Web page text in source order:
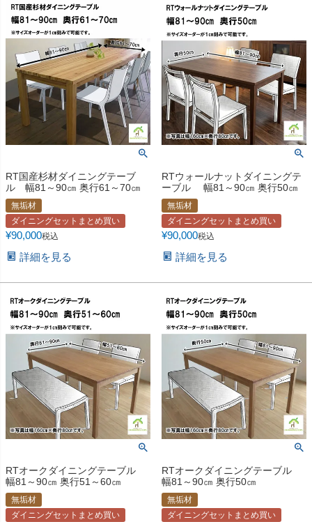
RT国産杉材ダイニングテーブ
ル 幅81～90㎝ 奥行61～70㎝
無垢材
ダイニングセットまとめ買い
¥90,000税込
詳細を見る
RTウォールナットダイニングテ
ーブル 幅81～90㎝ 奥行50㎝
無垢材
ダイニングセットまとめ買い
¥90,000税込
詳細を見る
RTオークダイニングテーブル
幅81～90㎝ 奥行51～60㎝
無垢材
ダイニングセットまとめ買い
RTオークダイニングテーブル
幅81～90㎝ 奥行50㎝
無垢材
ダイニングセットまとめ買い